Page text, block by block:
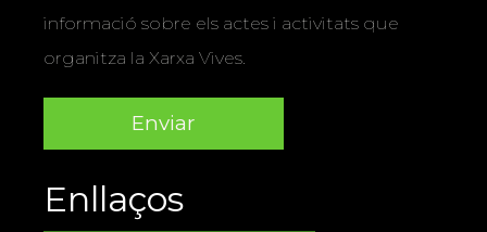
informació sobre els actes i activitats que
organitza la Xarxa Vives.
Enllaços